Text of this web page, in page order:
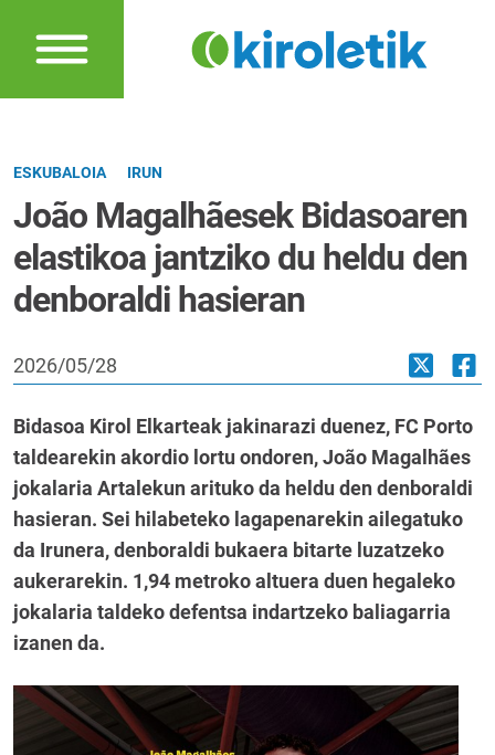
ESKUBALOIA IRUN
João Magalhãesek Bidasoaren
elastikoa jantziko du heldu den
denboraldi hasieran
2026/05/28
Bidasoa Kirol Elkarteak jakinarazi duenez, FC Porto
taldearekin akordio lortu ondoren, João Magalhães
jokalaria Artalekun arituko da heldu den denboraldi
hasieran. Sei hilabeteko lagapenarekin ailegatuko
da Irunera, denboraldi bukaera bitarte luzatzeko
aukerarekin. 1,94 metroko altuera duen hegaleko
jokalaria taldeko defentsa indartzeko baliagarria
izanen da.